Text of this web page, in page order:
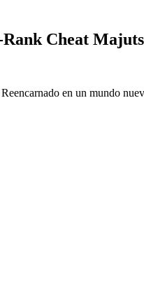
Cheat
en un mundo